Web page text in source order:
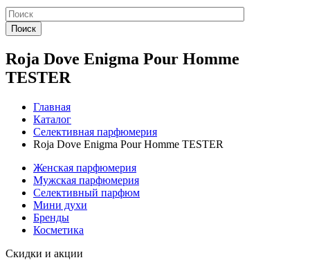
Поиск
Roja Dove Enigma Pour Homme
TESTER
Главная
Каталог
Селективная парфюмерия
Roja Dove Enigma Pour Homme TESTER
Женская парфюмерия
Мужская парфюмерия
Селективный парфюм
Мини духи
Бренды
Косметика
Скидки и акции